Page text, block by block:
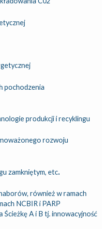
pochodzenia
produkcji i recyklingu
rozwoju
zamkniętym, etc.
również w ramach
NCBIR i PARP
A i B tj. innowacyjność